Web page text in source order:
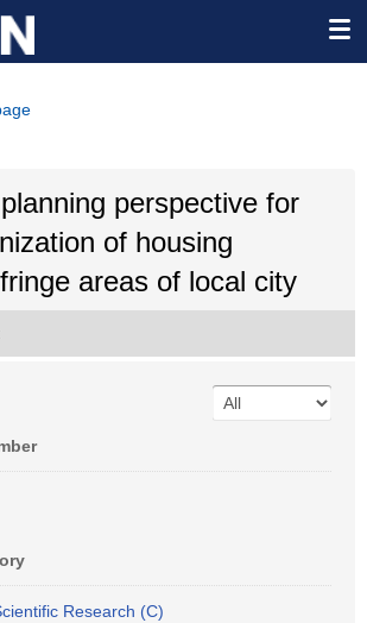
perspective for
of housing
areas of local city
Research (C)